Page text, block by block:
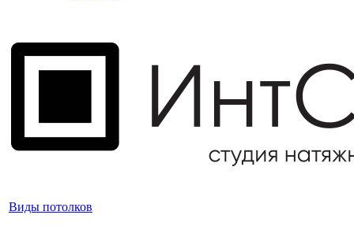
Виды потолков